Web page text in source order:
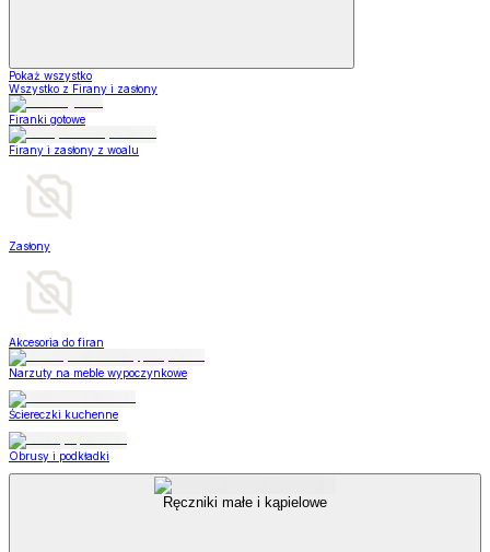
Pokaż wszystko
Wszystko z Firany i zasłony
Firanki gotowe
Firany i zasłony z woalu
Zasłony
Akcesoria do firan
Narzuty na meble wypoczynkowe
Ściereczki kuchenne
Obrusy i podkładki
Ręczniki małe i kąpielowe